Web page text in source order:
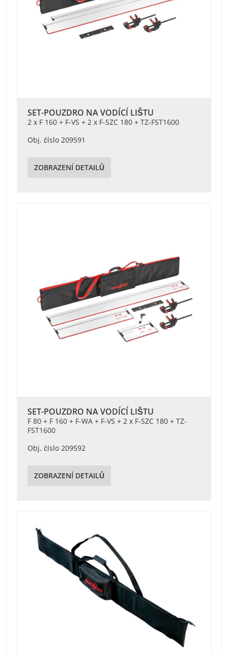
SET-POUZDRO NA VODÍCÍ LIŠTU
2 x F 160 + F-VS + 2 x F-SZC 180 + TZ-FST1600
Obj. číslo 209591
ZOBRAZENÍ DETAILŮ
SET-POUZDRO NA VODÍCÍ LIŠTU
F 80 + F 160 + F-WA + F-VS + 2 x F-SZC 180 + TZ-
FST1600
Obj. číslo 209592
ZOBRAZENÍ DETAILŮ